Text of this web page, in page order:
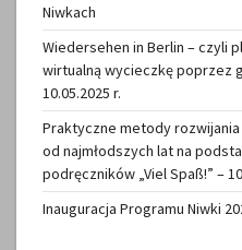
Niwkach
Wiedersehen in Berlin – czyli
wirtualną wycieczkę poprzez
10.05.2025 r.
Praktyczne metody
od najmłodszych lat na
podręczników „Viel Spaß!” –
Inauguracja Programu Niwki